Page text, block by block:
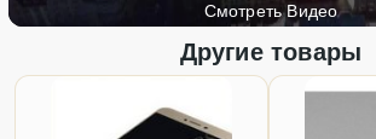
Смотреть Видео
Другие товары